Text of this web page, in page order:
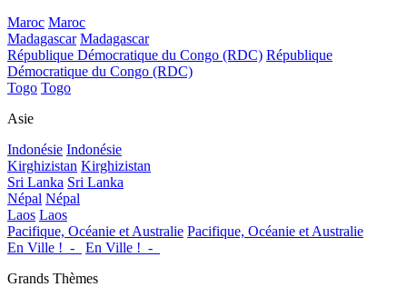
Maroc Maroc
Madagascar Madagascar
République Démocratique du Congo (RDC) République
Démocratique du Congo (RDC)
Togo Togo
Asie
Indonésie Indonésie
Kirghizistan Kirghizistan
Sri Lanka Sri Lanka
Népal Népal
Laos Laos
Pacifique, Océanie et Australie Pacifique, Océanie et Australie
En Ville !_-_
En Ville !_-_
Grands Thèmes